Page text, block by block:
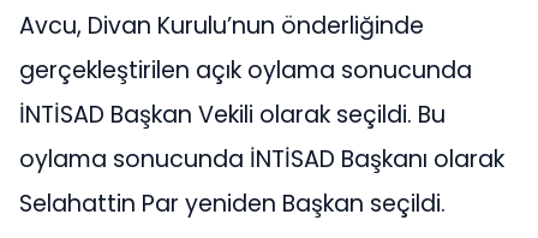
Avcu, Divan Kurulu’nun önderliğinde
gerçekleştirilen açık oylama sonucunda
İNTİSAD Başkan Vekili olarak seçildi. Bu
oylama sonucunda İNTİSAD Başkanı olarak
Selahattin Par yeniden Başkan seçildi.